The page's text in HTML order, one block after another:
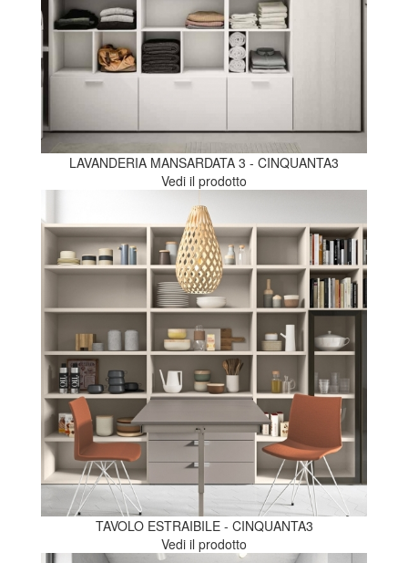
LAVANDERIA MANSARDATA 3 - CINQUANTA3
Vedi il prodotto
TAVOLO ESTRAIBILE - CINQUANTA3
Vedi il prodotto